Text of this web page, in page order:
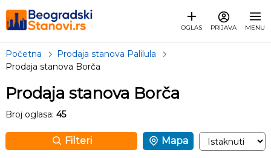
OGLAS PRIJAVA MENU
Početna
Prodaja stanova Palilula
Prodaja stanova Borča
Prodaja stanova Borča
Broj oglasa: 45
Filteri Mapa